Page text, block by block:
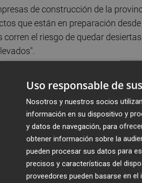
de construcción de la
que están en preparación
corren el riesgo de quedar
la Asociación de Empresas
) como las otras dos grandes
Asociación Nacional de
de precios
para los
que no puedan ejecutarse
en el precio de los materiales
Uso responsable de
Nosotros y nuestros socios
información en su dispositivo y
y datos de navegación, para
obtener información sobre la
pueden procesar sus datos para
precisos y características del
proveedores pueden basarse en